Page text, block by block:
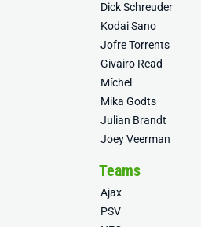
Dick Schreuder
Kodai Sano
Jofre Torrents
Givairo Read
Míchel
Mika Godts
Julian Brandt
Joey Veerman
Teams
Ajax
PSV